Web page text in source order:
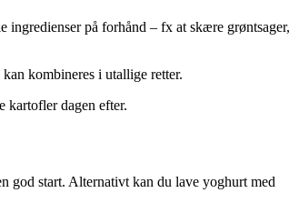
på forhånd – fx at skære grøntsager,
kombineres i utallige retter.
kartofler dagen efter.
god start. Alternativt kan du lave yoghurt med